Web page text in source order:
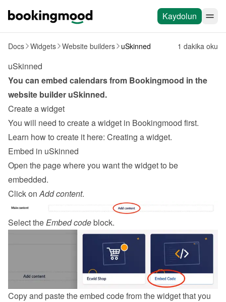
Kaydolun
Docs Widgets Website builders uSkinned 1 dakika oku
uSkinned
You can embed calendars from Bookingmood in the
website builder uSkinned.
Create a widget
You will need to create a widget in Bookingmood first.
Learn how to create it here: Creating a widget.
Embed in uSkinned
Open the page where you want the widget to be
embedded.
Click on Add content.
Select the Embed code block.
Copy and paste the embed code from the widget that you